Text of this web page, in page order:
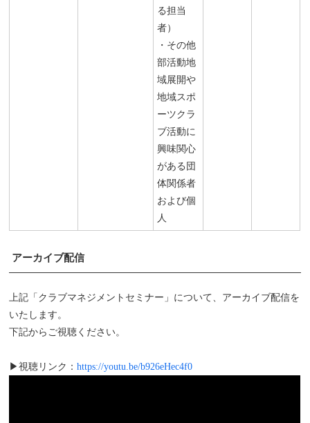
る担当
者）
・その他
部活動地
域展開や
地域スポ
ーツクラ
ブ活動に
興味関心
がある団
体関係者
および個
人
アーカイブ配信
上記「クラブマネジメントセミナー」について、アーカイブ配信を
いたします。
下記からご視聴ください。
▶視聴リンク：https://youtu.be/b926eHec4f0